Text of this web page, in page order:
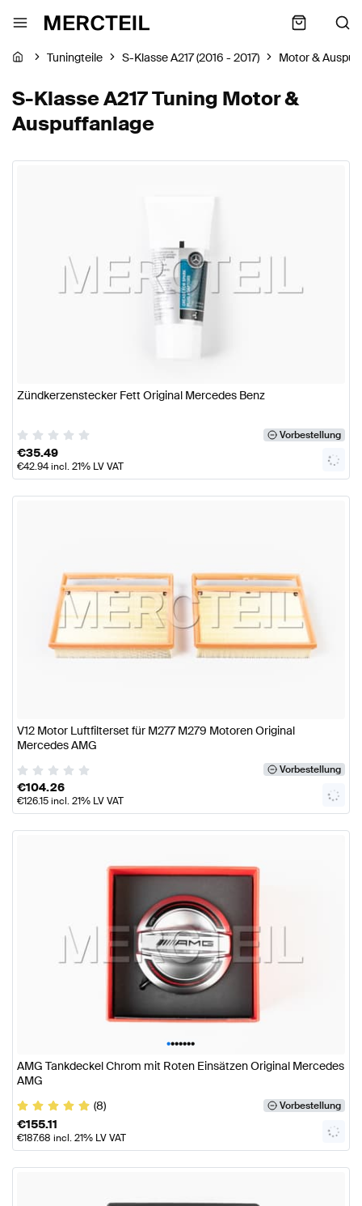
Tuningteile S-Klasse A217 (2016 - 2017) Motor &
S-Klasse A217 Tuning Motor &
Auspuffanlage
Zündkerzenstecker Fett Original Mercedes Benz
Vorbestellung
€35.49
€42.94incl. 21% LV VAT
V12 Motor Luftfilterset für M277 M279 Motoren Original
Mercedes AMG
Vorbestellung
€104.26
€126.15incl. 21% LV VAT
•••••••
AMG Tankdeckel Chrom mit Roten Einsätzen Original Mercedes
AMG
(8)
Vorbestellung
€155.11
€187.68 incl. 21% LV VAT